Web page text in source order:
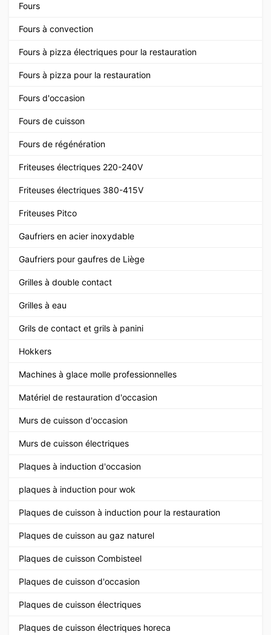
Fours
Fours à convection
Fours à pizza électriques pour la restauration
Fours à pizza pour la restauration
Fours d'occasion
Fours de cuisson
Fours de régénération
Friteuses électriques 220-240V
Friteuses électriques 380-415V
Friteuses Pitco
Gaufriers en acier inoxydable
Gaufriers pour gaufres de Liège
Grilles à double contact
Grilles à eau
Grils de contact et grils à panini
Hokkers
Machines à glace molle professionnelles
Matériel de restauration d'occasion
Murs de cuisson d'occasion
Murs de cuisson électriques
Plaques à induction d'occasion
plaques à induction pour wok
Plaques de cuisson à induction pour la restauration
Plaques de cuisson au gaz naturel
Plaques de cuisson Combisteel
Plaques de cuisson d'occasion
Plaques de cuisson électriques
Plaques de cuisson électriques horeca